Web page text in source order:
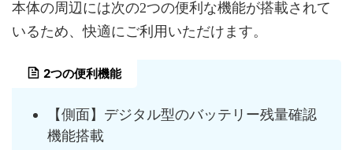
本体の周辺には次の2つの便利な機能が搭載されて
いるため、快適にご利用いただけます。
2つの便利機能
【側面】デジタル型のバッテリー残量確認
機能搭載